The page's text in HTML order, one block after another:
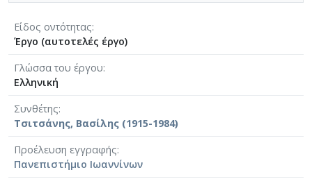
Είδος οντότητας
Έργο (αυτοτελές έργο)
Γλώσσα του έργου
Ελληνική
Συνθέτης
Τσιτσάνης, Βασίλης (1915-1984)
Προέλευση εγγραφής
Πανεπιστήμιο Ιωαννίνων